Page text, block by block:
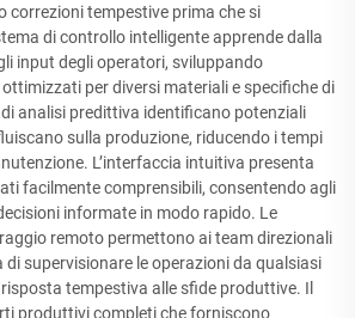
correzioni tempestive prima che si
di controllo intelligente apprende dalla
input degli operatori, sviluppando
per diversi materiali e specifiche di
analisi predittiva identificano potenziali
sulla produzione, riducendo i tempi
L’interfaccia intuitiva presenta
facilmente comprensibili, consentendo agli
informate in modo rapido. Le
remoto permettono ai team direzionali
di supervisionare le operazioni da qualsiasi
tempestiva alle sfide produttive. Il
produttivi completi che forniscono